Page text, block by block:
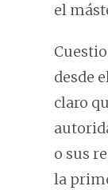
el
desde
claro
o sus
la